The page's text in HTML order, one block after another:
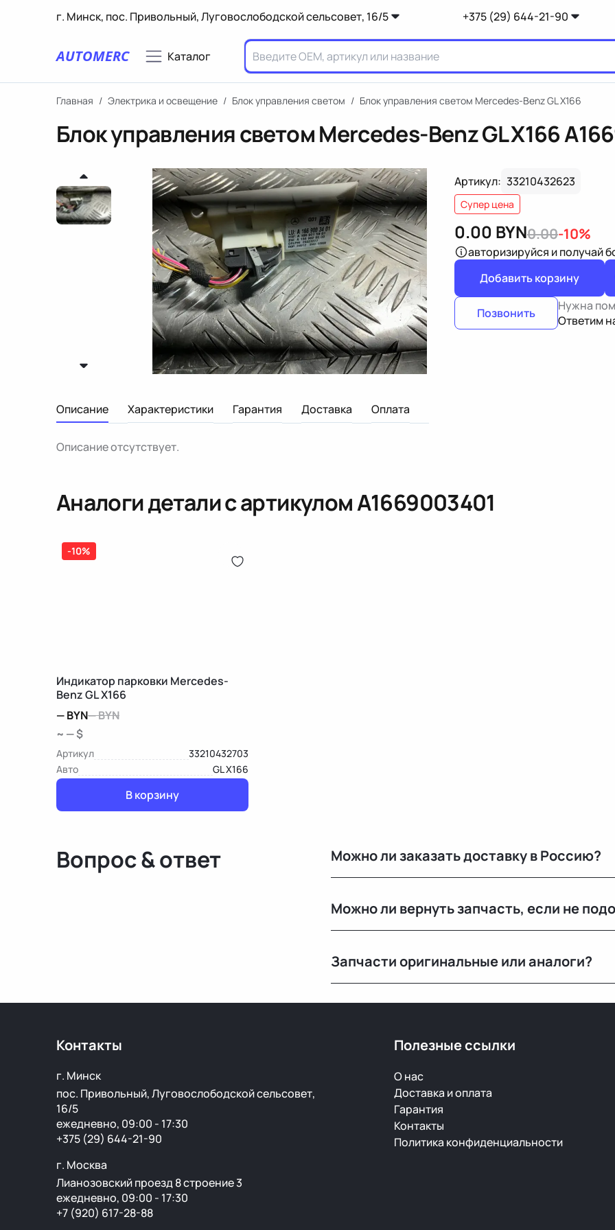
г. Минск, пос. Привольный, Луговослободской сельсовет, 16/5 +375 (29) 644-21-90
AUTOMERC Каталог
Главная / Электрика и освещение / Блок управления светом / Блок управления светом Mercedes-Benz GL X166
Блок управления светом Mercedes-Benz GL X166
Артикул: 33210432623
Супер цена
0.00 BYN0.00-10%
авторизируйся и получай
Добавить корзину
Позвонить
Нужна
Ответим
Описание Характеристики Гарантия Доставка Оплата
Описание отсутствует.
Аналоги детали с артикуломA1669003401
-10%
Индикатор парковки Mercedes-
Benz GL X166
—BYN—BYN
~ — $
Артикул
33210432703
Авто
GL X166
В корзину
Вопрос & ответ Можно ли заказать доставку в Россию?
транспортными компаниями.
Можно ли вернуть запчасть, если не
Запчасти оригинальные или аналоги?
Контакты
г. Минск
пос. Привольный, Луговослободской сельсовет,
16/5
ежедневно, 09:00 - 17:30
+375 (29) 644-21-90
г. Москва
Лианозовский проезд 8 строение 3
ежедневно, 09:00 - 17:30
+7 (920) 617-28-88
Полезные ссылки
О нас
Доставка и оплата
Гарантия
Контакты
Политика конфиденциальности